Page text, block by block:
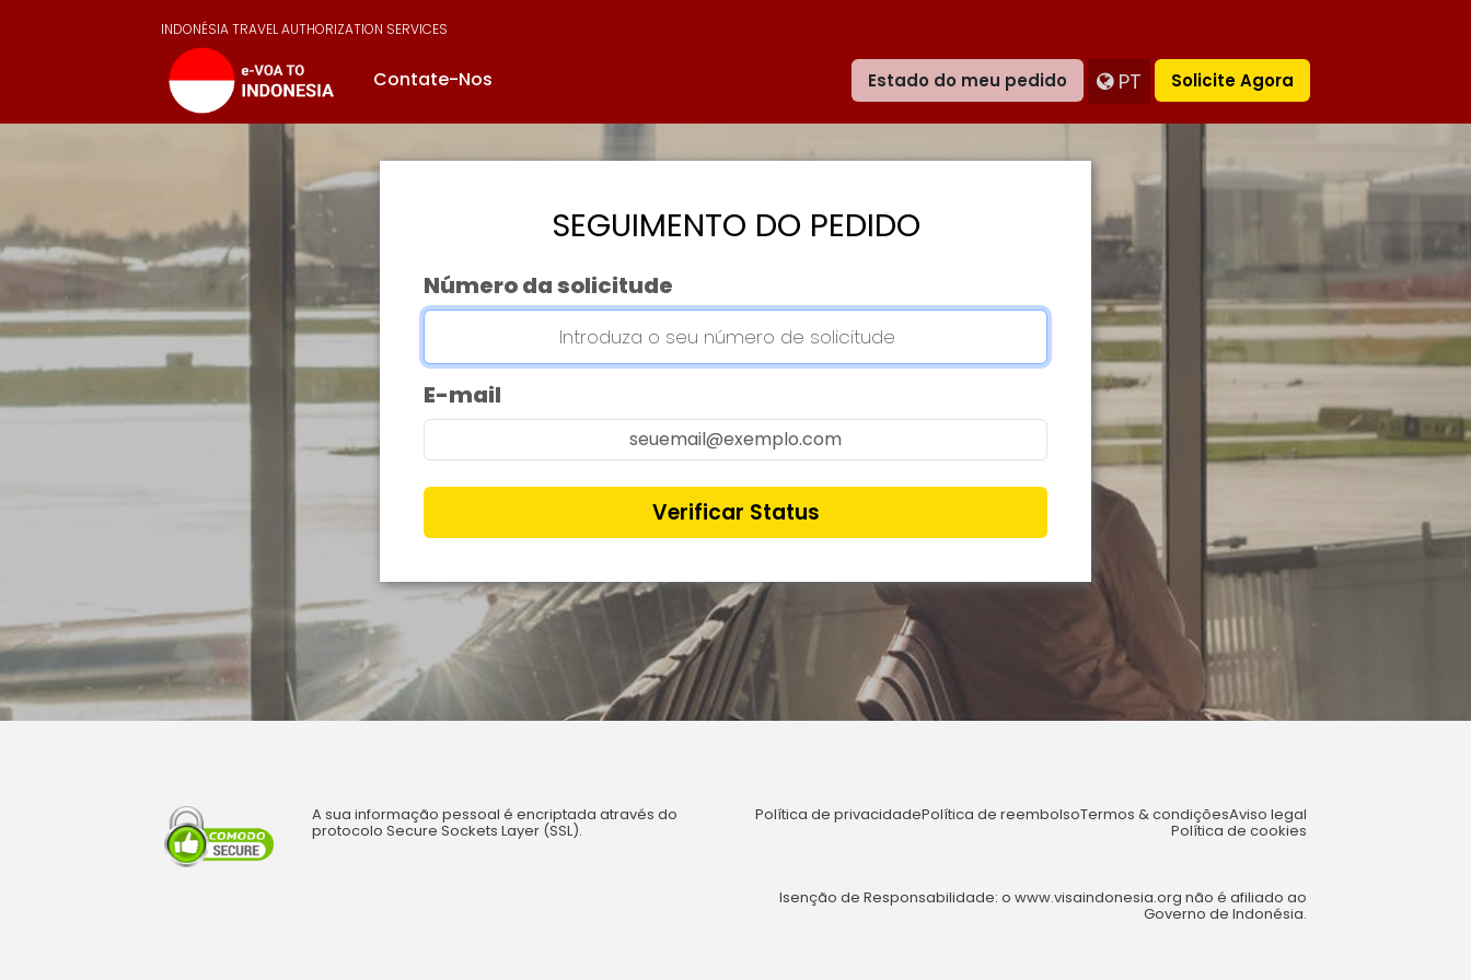
INDONÉSIA TRAVEL AUTHORIZATION SERVICES
Contate-Nos Estado do meu pedido PT Solicite Agora
SEGUIMENTO DO PEDIDO
Número da solicitude
E-mail
Verificar Status
A sua informação pessoal é encriptada através do
protocolo Secure Sockets Layer (SSL).
Política de privacidadePolítica de reembolsoTermos & condiçõesAviso legal
Política de cookies
Isenção de Responsabilidade: o www.visaindonesia.org não é afiliado ao
Governo de Indonésia.